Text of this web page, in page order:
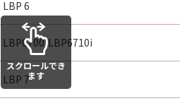
LBP 6
LBP6700/LBP6710i
LBP 7
スクロールでき
ます